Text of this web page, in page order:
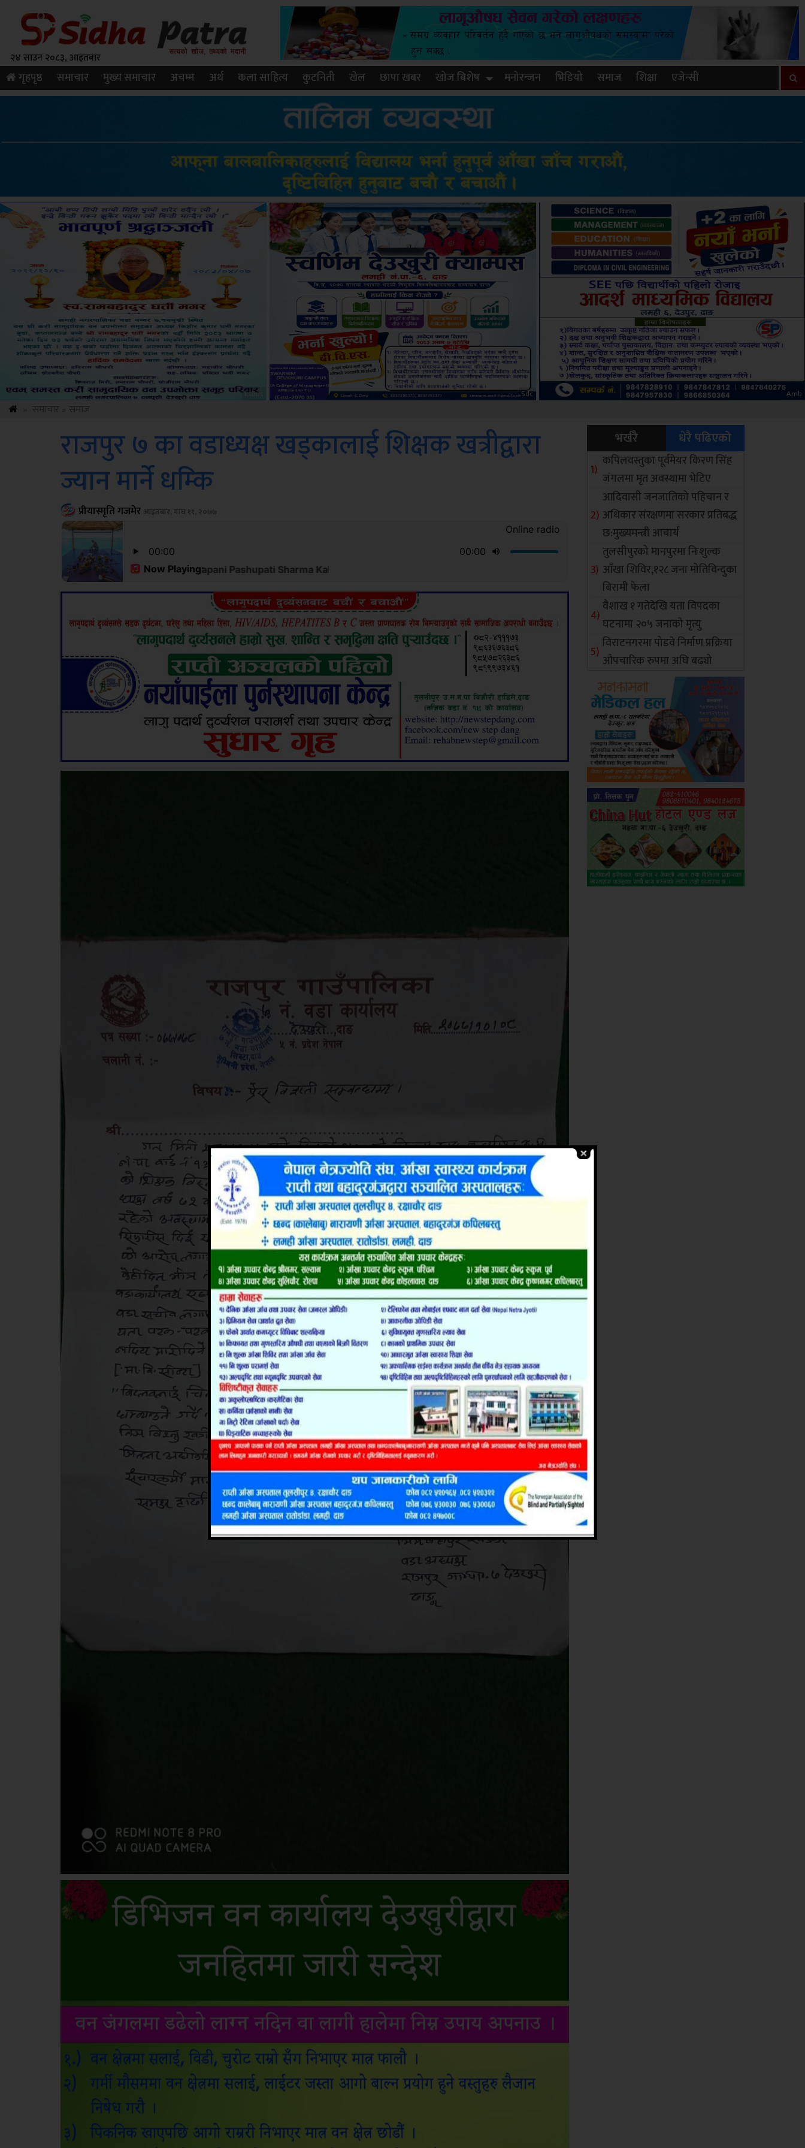
२४ साउन २०८३, आइतबार
गृहपृष्ठ समाचार मुख्य समाचार अचम्म अर्थ कला साहित्य कुटनिती खेल छापा खबर खोज बिशेष मनोरन्जन भिडियो समाज शिक्षा एजेन्सी
Sdc Amb ksbus
राजपुर ७ का वडाध्यक्ष खड्कालाई शिक्षक खत्रीद्वारा
ज्यान मार्ने धम्कि
प्रीयास्मृति गजमेर आइतबार, माघ ११, २०७७
भर्खरै धेरै पढिएको
कपिलवस्तुका पूर्वमेयर किरण सिंह
जंगलमा मृत अवस्थामा भेटिए
आदिवासी जनजातिको पहिचान र
अधिकार संरक्षणमा सरकार प्रतिबद्ध
छ:मुख्यमन्त्री आचार्य
तुलसीपुरको मानपुरमा निःशुल्क
आँखा शिविर,१२८ जना मोतिविन्दुका
बिरामी फेला
वैशाख १ गतेदेखि यता विपदका
घटनामा २०५ जनाको मृत्यु
विराटनगरमा पोडवे निर्माण प्रक्रिया
औपचारिक रुपमा अघि बढ्यो